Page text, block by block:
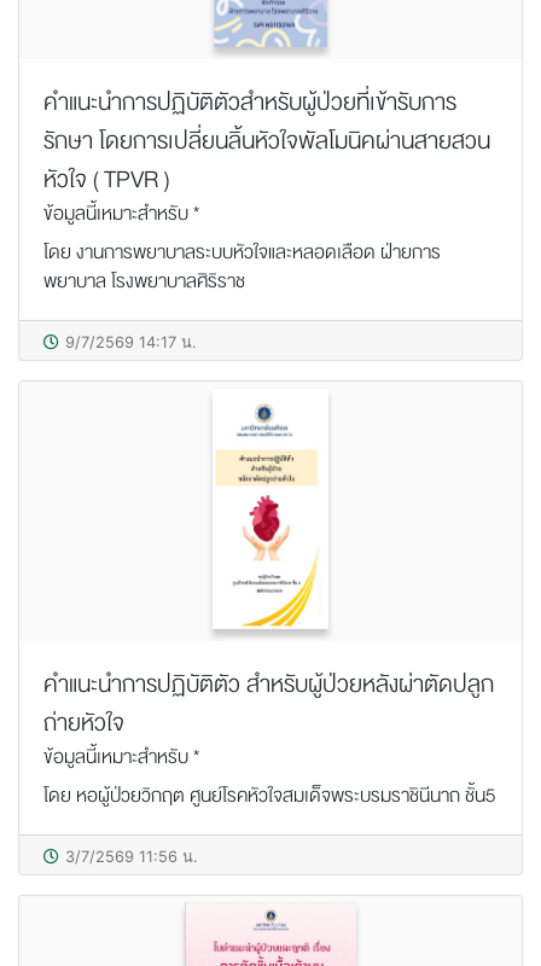
คำแนะนำการปฏิบัติตัวสำหรับผู้ป่วยที่เข้ารับการ
รักษา โดยการเปลี่ยนลิ้นหัวใจพัลโมนิคผ่านสายสวน
หัวใจ ( TPVR )
ข้อมูลนี้เหมาะสำหรับ *
โดย งานการพยาบาลระบบหัวใจและหลอดเลือด ฝ่ายการ
พยาบาล โรงพยาบาลศิริราช
9/7/2569 14:17 น.
คำแนะนำการปฏิบัติตัว สำหรับผู้ป่วยหลังผ่าตัดปลูก
ถ่ายหัวใจ
ข้อมูลนี้เหมาะสำหรับ *
โดย หอผู้ป่วยวิกฤต ศูนย์โรคหัวใจสมเด็จพระบรมราชินีนาถ ชั้น5
3/7/2569 11:56 น.